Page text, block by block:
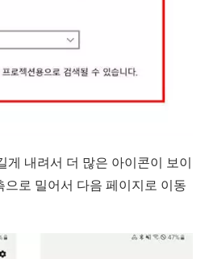
게 내려서 더 많은 아이콘이 보이
로 밀어서 다음 페이지로 이동